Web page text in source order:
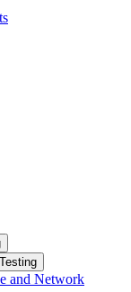
and Network